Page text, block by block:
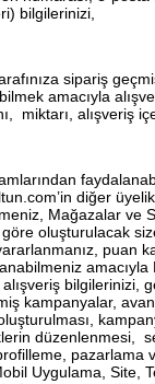
bilgilerinizi,
sipariş
amacıyla
miktarı, alışveriş
diğer
Mağazalar ve
göre oluşturulacak
puan
amacıyla
alışveriş bilgilerinizi,
kampanyalar,
düzenlenmesi,
pazarlama
Uygulama, Site,